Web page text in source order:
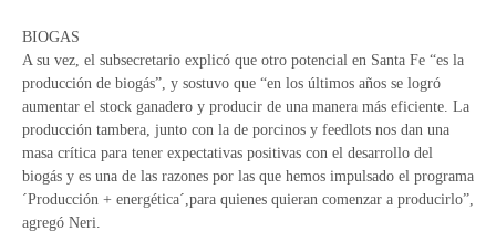
BIOGAS
A su vez, el subsecretario explicó que otro potencial en Santa Fe “es la
producción de biogás”, y sostuvo que “en los últimos años se logró
aumentar el stock ganadero y producir de una manera más eficiente. La
producción tambera, junto con la de porcinos y feedlots nos dan una
masa crítica para tener expectativas positivas con el desarrollo del
biogás y es una de las razones por las que hemos impulsado el programa
´Producción + energética´,para quienes quieran comenzar a producirlo”,
agregó Neri.